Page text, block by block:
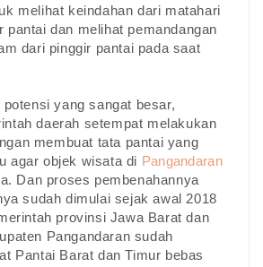
melihat keindahan dari matahari
pantai dan melihat pemandangan
dari pinggir pantai pada saat
yang sangat besar,
daerah setempat melakukan
membuat tata pantai yang
agar objek wisata di Pangandaran
Dan proses pembenahannya
sudah dimulai sejak awal 2018
provinsi Jawa Barat dan
Pangandaran sudah
Pantai Barat dan Timur bebas